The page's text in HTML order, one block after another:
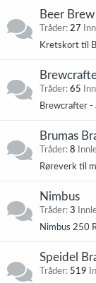
Beer
Tråder 27
Kretskort til
Tråder 65
Brewcrafter -
Brumas
Tråder 8
Røreverk til
Nimbus
Tråder 3
Nimbus 250
Speidel
Tråder 519